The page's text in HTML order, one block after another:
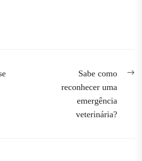
Sabe como
reconhecer uma
emergência
veterinária?